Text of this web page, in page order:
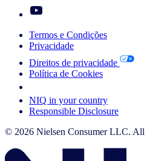
Termos e Condições
Privacidade
Direitos de privacidade
Política de Cookies
NIQ in your country
Responsible Disclosure
© 2026 Nielsen Consumer LLC. All